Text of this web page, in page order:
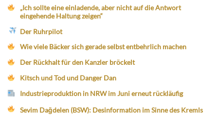
„Ich sollte eine einladende, aber nicht auf die Antwort
eingehende Haltung zeigen“
Der Ruhrpilot
Wie viele Bäcker sich gerade selbst entbehrlich machen
Der Rückhalt für den Kanzler bröckelt
Kitsch und Tod und Danger Dan
Industrieproduktion in NRW im Juni erneut rückläufig
Sevim Dağdelen (BSW): Desinformation im Sinne des Kremls